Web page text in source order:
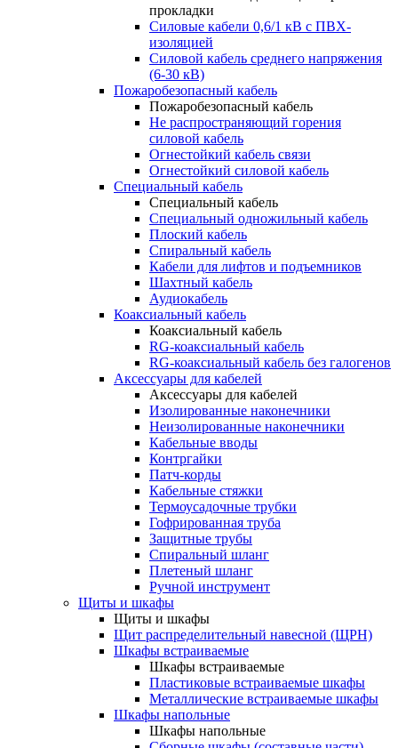
прокладки
Силовые кабели 0,6/1 кВ с ПВХ-
изоляцией
Силовой кабель среднего напряжения
(6-30 кВ)
Пожаробезопасный кабель
Пожаробезопасный кабель
Не распространяющий горения
силовой кабель
Огнестойкий кабель связи
Огнестойкий силовой кабель
Специальный кабель
Специальный кабель
Специальный одножильный кабель
Плоский кабель
Спиральный кабель
Кабели для лифтов и подъемников
Шахтный кабель
Аудиокабель
Коаксиальный кабель
Коаксиальный кабель
RG-коаксиальный кабель
RG-коаксиальный кабель без галогенов
Аксессуары для кабелей
Аксессуары для кабелей
Изолированные наконечники
Неизолированные наконечники
Кабельные вводы
Контргайки
Патч-корды
Кабельные стяжки
Термоусадочные трубки
Гофрированная труба
Защитные трубы
Спиральный шланг
Плетеный шланг
Ручной инструмент
Щиты и шкафы
Щиты и шкафы
Щит распределительный навесной (ЩРН)
Шкафы встраиваемые
Шкафы встраиваемые
Пластиковые встраиваемые шкафы
Металлические встраиваемые шкафы
Шкафы напольные
Шкафы напольные